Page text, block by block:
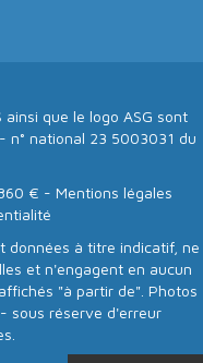
ainsi que le logo ASG sont
n° national 23 5003031 du
€ - Mentions légales
données à titre indicatif, ne
et n'engagent en aucun
"à partir de". Photos
sous réserve d'erreur